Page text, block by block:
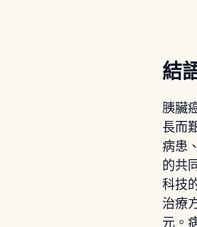
結
胰臟
長而
病患
的共
科技
治療
元。